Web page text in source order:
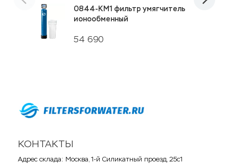
54 690
0844-KM1 фильтр умягчитель
ионообменный
КОНТАКТЫ
Адрес склада: Москва, 1-й Силикатный проезд, 25с1